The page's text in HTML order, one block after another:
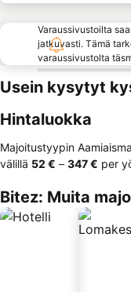
Varaussivustoilta
jatkuvasti. Tämä
varaussivustolta
Usein kysytyt
Hintaluokka
Majoitustyypin
välillä ‎52 € – ‎347 € per
Bitez: Muita